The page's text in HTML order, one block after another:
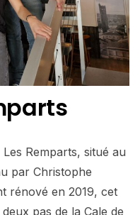
Remparts, situé au
par Christophe
rénové en 2019, cet
pas de la Cale de